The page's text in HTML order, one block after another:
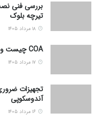
بررسی فنی
تیرچه بلوک
COA چیست و چرا بدون آن نباید ماده شیمیایی خرید؟
تجهیزات
آندوسکوپی